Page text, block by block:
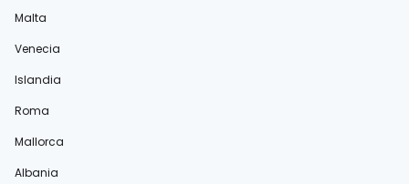
Malta
Venecia
Islandia
Roma
Mallorca
Albania